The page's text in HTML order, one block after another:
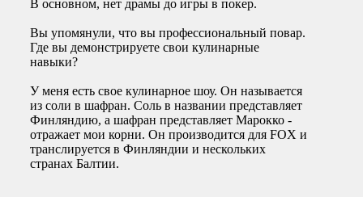
В основном, нет драмы до игры в покер.
Вы упомянули, что вы профессиональный повар.
Где вы демонстрируете свои кулинарные
навыки?
У меня есть свое кулинарное шоу. Он называется
из соли в шафран. Соль в названии представляет
Финляндию, а шафран представляет Марокко -
отражает мои корни. Он производится для FOX и
транслируется в Финляндии и нескольких
странах Балтии.